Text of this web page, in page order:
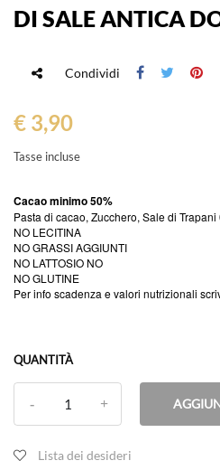
DI SALE ANTICA
Condividi
€ 3,90
Tasse incluse
Cacao minimo 50%
Pasta di cacao, Zucchero, Sale di
NO LECITINA
NO GRASSI AGGIUNTI
NO LATTOSIO NO
NO GLUTINE
Per info scadenza e valori nutrizionali
QUANTITÀ
Lista dei desideri